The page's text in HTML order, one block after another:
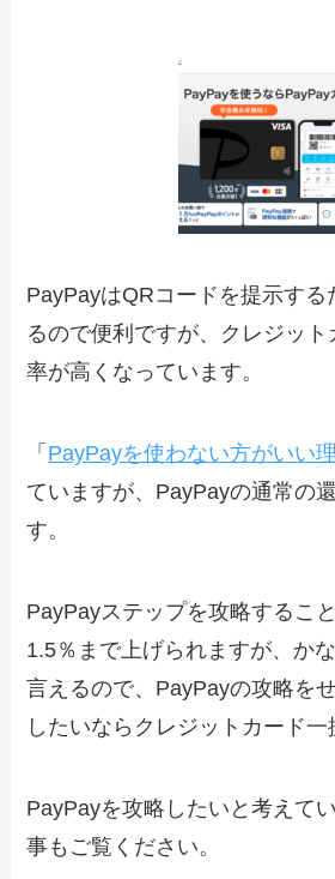
PayPayはQRコードを提示する
るので便利ですが、クレジッ
率が高くなっています。
「 PayPayを使わない方がいい
ていますが、PayPayの通常の
す。
PayPayステップを攻略するこ
1.5％まで上げられますが、か
言えるので、PayPayの攻略を
したいならクレジットカード一
PayPayを攻略したいと考えて
事もご覧ください。